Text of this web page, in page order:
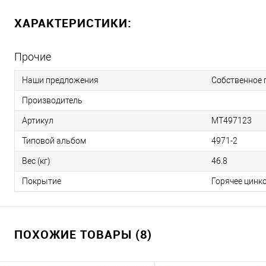
ХАРАКТЕРИСТИКИ:
Прочие
Наши предложения Собственное
Производитель
Артикул МТ497123
Типовой альбом 4971-2
Вес (кг) 46.8
Покрытие Горячее
ПОХОЖИЕ ТОВАРЫ (8)